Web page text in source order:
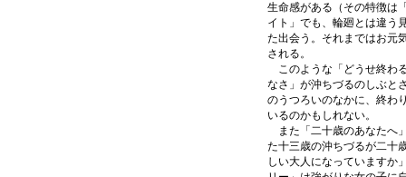
生命感がある（その特徴は
イト」でも、輪廻とは違う
た出会う。それまではお元
される。
このような「どうせ終わ
なさ」が沖ちづるのしぶと
のうつろいのなかに、終わ
いるのかもしれない。
また「二十歳のあなたへ
た十三歳の沖ちづるが二十
しい大人になっていますか